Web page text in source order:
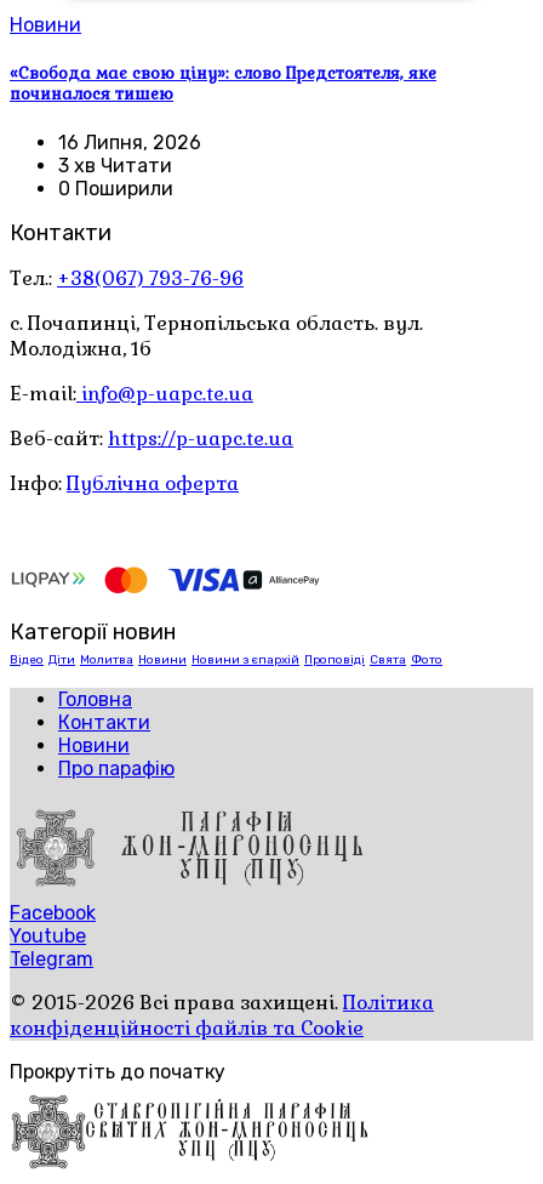
Новини
«Свобода має свою ціну»: слово Предстоятеля, яке
починалося тишею
16 Липня, 2026
3 хв Читати
0 Поширили
Контакти
Тел.: +38(067) 793-76-96
с. Почапинці, Тернопільська область. вул.
Молодіжна, 1б
E-mail: info@p-uapc.te.ua
Веб-сайт: https://p-uapc.te.ua
Інфо:Публічна оферта
Категорії новин
Відео Діти Молитва Новини Новини з єпархій Проповіді Свята Фото
Головна
Контакти
Новини
Про парафію
Facebook
Youtube
Telegram
© 2015-2026 Всі права захищені.Політика
конфіденційності файлів та Cookie
Прокрутіть до початку